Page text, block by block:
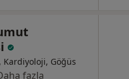
Kardiyoloji, Göğüs
fazla